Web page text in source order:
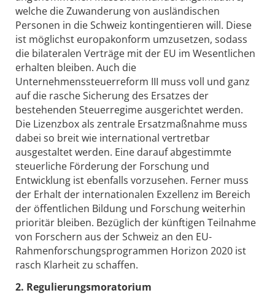
welche die Zuwanderung von ausländischen
Personen in die Schweiz kontingentieren will. Diese
ist möglichst europakonform umzusetzen, sodass
die bilateralen Verträge mit der EU im Wesentlichen
erhalten bleiben. Auch die
Unternehmenssteuerreform III muss voll und ganz
auf die rasche Sicherung des Ersatzes der
bestehenden Steuerregime ausgerichtet werden.
Die Lizenzbox als zentrale Ersatzmaßnahme muss
dabei so breit wie international vertretbar
ausgestaltet werden. Eine darauf abgestimmte
steuerliche Förderung der Forschung und
Entwicklung ist ebenfalls vorzusehen. Ferner muss
der Erhalt der internationalen Exzellenz im Bereich
der öffentlichen Bildung und Forschung weiterhin
prioritär bleiben. Bezüglich der künftigen Teilnahme
von Forschern aus der Schweiz an den EU-
Rahmenforschungsprogrammen Horizon 2020 ist
rasch Klarheit zu schaffen.
2. Regulierungsmoratorium